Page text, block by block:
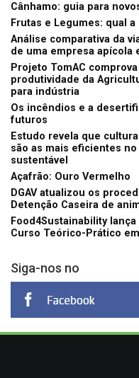
Cânhamo: guia para
Frutas e Legumes: qual
Análise comparativa da
de uma empresa apícola
Projeto TomAC
produtividade da
para indústria
Os incêndios e a
futuros
Estudo revela que
são as mais eficientes
sustentável
Açafrão: Ouro Vermelho
DGAV atualizou os
Detenção Caseira de
Food4Sustainability
Curso Teórico-Prático
Siga-nos no